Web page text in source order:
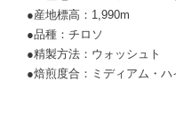
●産地標高：1,990m
●品種：チロソ
●精製方法：ウォッシュト
●焙煎度合：ミディアム・ハ